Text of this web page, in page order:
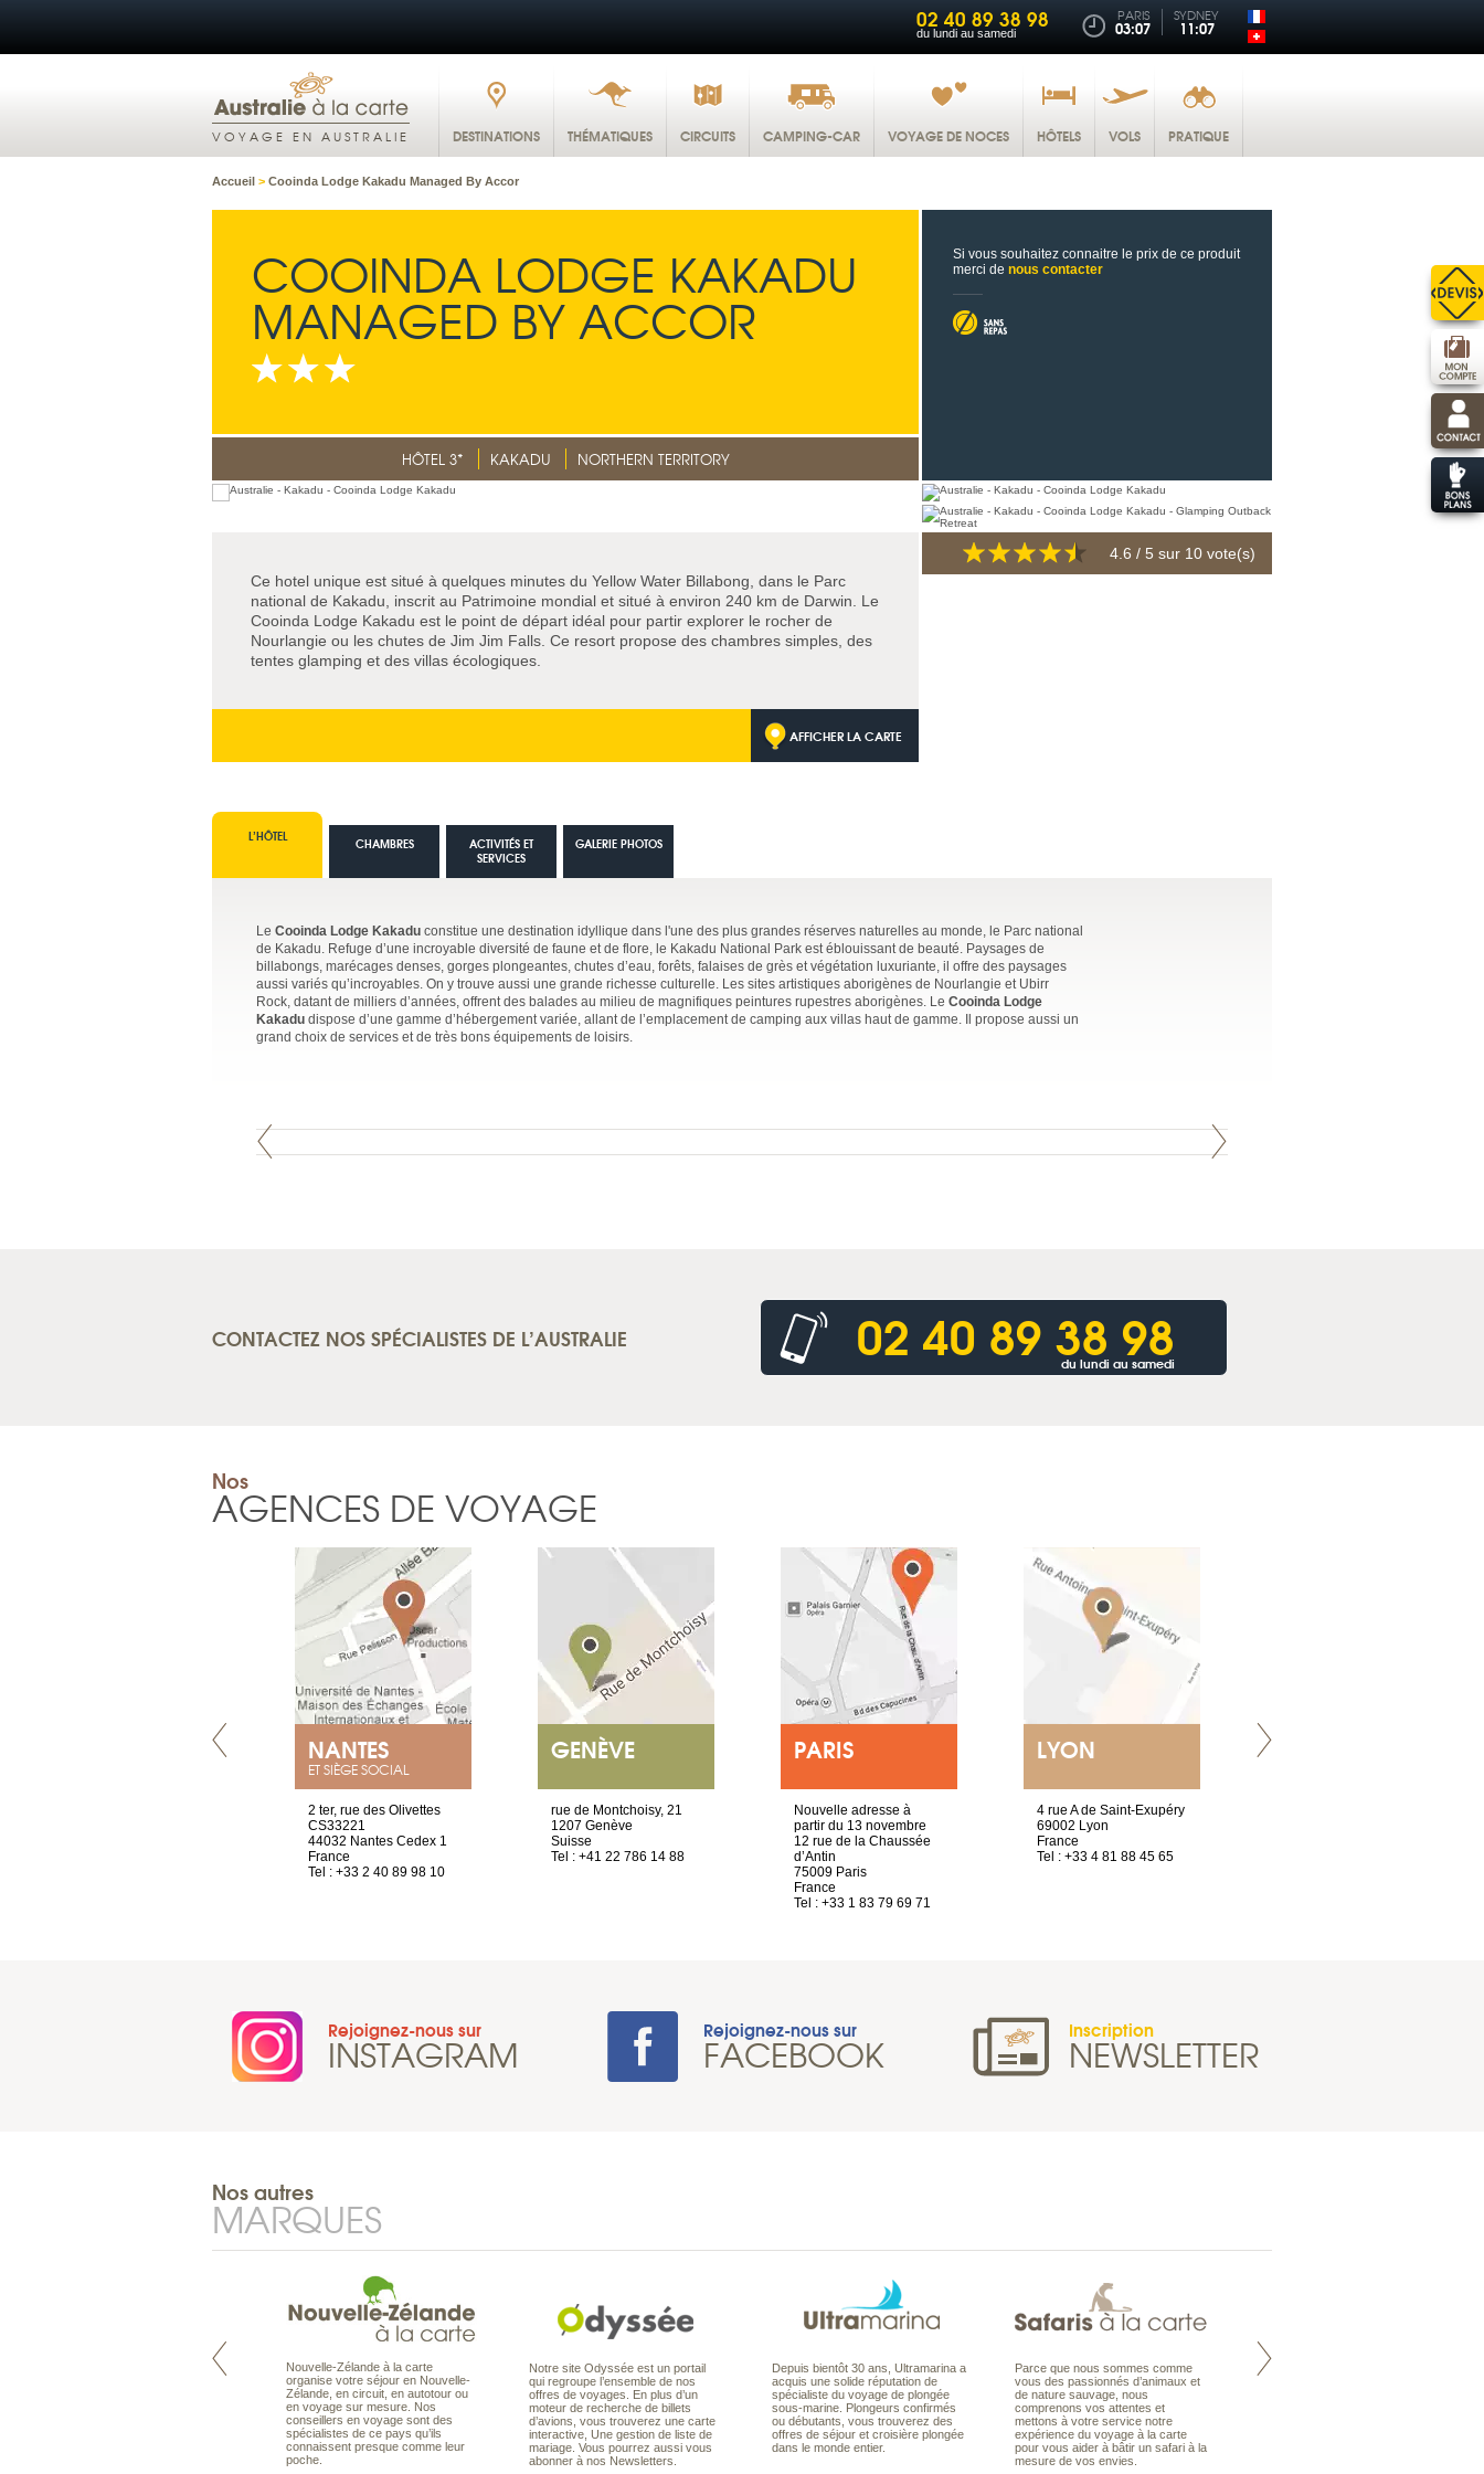
02 40 89 38 98
du lundi au samedi
PARIS
03:07
SYDNEY
11:07
VOYAGE EN AUSTRALIE DESTINATIONS THÉMATIQUES CIRCUITS CAMPING-CAR VOYAGE DE NOCES HÔTELS VOLS PRATIQUE
Accueil > Cooinda Lodge Kakadu Managed By Accor
COOINDA LODGE KAKADU
MANAGED BY ACCOR
HÔTEL 3* KAKADU NORTHERN TERRITORY
Si vous souhaitez connaitre le prix de ce produit
merci de nous contacter
Ce hotel unique est situé à quelques minutes du Yellow Water Billabong, dans le Parc
national de Kakadu, inscrit au Patrimoine mondial et situé à environ 240 km de Darwin. Le
Cooinda Lodge Kakadu est le point de départ idéal pour partir explorer le rocher de
Nourlangie ou les chutes de Jim Jim Falls. Ce resort propose des chambres simples, des
tentes glamping et des villas écologiques.
AFFICHER LA CARTE
4.6 / 5 sur 10 vote(s)
L’HÔTEL
Le Cooinda Lodge Kakadu constitue une destination idyllique dans l'une des plus grandes réserves naturelles au monde, le Parc national
de Kakadu. Refuge d’une incroyable diversité de faune et de flore, le Kakadu National Park est éblouissant de beauté. Paysages de
billabongs, marécages denses, gorges plongeantes, chutes d’eau, forêts, falaises de grès et végétation luxuriante, il offre des paysages
aussi variés qu’incroyables. On y trouve aussi une grande richesse culturelle. Les sites artistiques aborigènes de Nourlangie et Ubirr
Rock, datant de milliers d’années, offrent des balades au milieu de magnifiques peintures rupestres aborigènes. Le Cooinda Lodge
Kakadu dispose d’une gamme d’hébergement variée, allant de l’emplacement de camping aux villas haut de gamme. Il propose aussi un
grand choix de services et de très bons équipements de loisirs.
CHAMBRES
ACTIVITÉS ET
SERVICES
GALERIE PHOTOS
CONTACTEZ NOS SPÉCIALISTES DE L’AUSTRALIE 02 40 89 38 98
du lundi au samedi
Nos
AGENCES DE VOYAGE
NANTES
ET SIÈGE SOCIAL
2 ter, rue des Olivettes
CS33221
44032 Nantes Cedex 1
France
Tel : +33 2 40 89 98 10
GENÈVE
rue de Montchoisy, 21
1207 Genève
Suisse
Tel : +41 22 786 14 88
PARIS
Nouvelle adresse à
partir du 13 novembre
12 rue de la Chaussée
d’Antin
75009 Paris
France
Tel : +33 1 83 79 69 71
LYON
4 rue A de Saint-Exupéry
69002 Lyon
France
Tel : +33 4 81 88 45 65
Rejoignez-nous sur
INSTAGRAM Rejoignez-nous sur
FACEBOOK Inscription
NEWSLETTER
Nos autres
MARQUES
Pacifique à la carte est le spécialiste
Nouvelle-Zélande à la carte
organise votre séjour en Nouvelle-
Zélande, en circuit, en autotour ou
en voyage sur mesure. Nos
conseillers en voyage sont des
spécialistes de ce pays qu’ils
connaissent presque comme leur
poche.
Notre site Odyssée est un portail
qui regroupe l’ensemble de nos
offres de voyages. En plus d’un
moteur de recherche de billets
d’avions, vous trouverez une carte
interactive, Une gestion de liste de
mariage. Vous pourrez aussi vous
abonner à nos Newsletters.
Depuis bientôt 30 ans, Ultramarina a
acquis une solide réputation de
spécialiste du voyage de plongée
sous-marine. Plongeurs confirmés
ou débutants, vous trouverez des
offres de séjour et croisière plongée
dans le monde entier.
Parce que nous sommes comme
vous des passionnés d’animaux et
de nature sauvage, nous
comprenons vos attentes et
mettons à votre service notre
expérience du voyage à la carte
pour vous aider à bâtir un safari à la
mesure de vos envies.
Maldives à la Carte propose tous